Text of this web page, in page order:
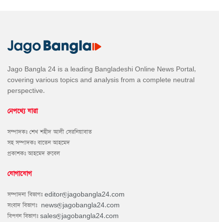
Jago Bangla 24 is a leading Bangladeshi Online News Portal,
covering various topics and analysis from a complete neutral
perspective.
নেপথ্যে যারা
সম্পাদকঃ শেখ শহীদ আলী সেরনিয়াবাত
সহ সম্পাদকঃ বাতেন আহমেদ
প্রকাশকঃ আহমেদ রুবেল
যোগাযোগ
সম্পাদনা বিভাগঃ editor@jagobangla24.com
সংবাদ বিভাগঃ news@jagobangla24.com
বিপণন বিভাগঃ sales@jagobangla24.com